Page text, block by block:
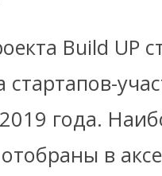
Build UP
стартапов-
года.
в